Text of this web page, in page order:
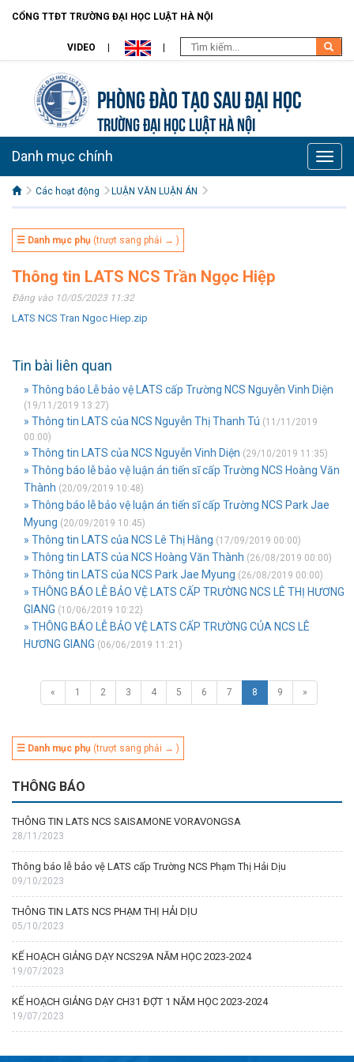
CỔNG TTĐT TRƯỜNG ĐẠI HỌC LUẬT HÀ NỘI
VIDEO
Phòng Đào tạo Sau đại học
TRƯỜNG ĐẠI HỌC LUẬT HÀ NỘI
Toggle
Danh mục chính
Các hoạt động LUẬN VĂN LUẬN ÁN
☰ Danh mục phụ (trượt sang phải → )
Thông tin LATS NCS Trần Ngọc Hiệp
Đăng vào 10/05/2023 11:32
LATS NCS Tran Ngoc Hiep.zip
Tin bài liên quan
» Thông báo Lễ bảo vệ LATS cấp Trường NCS Nguyễn Vinh Diện
(19/11/2019 13:27)
» Thông tin LATS của NCS Nguyễn Thị Thanh Tú (11/11/2019
00:00)
» Thông tin LATS của NCS Nguyễn Vinh Diện (29/10/2019 11:35)
» Thông báo lễ bảo vệ luận án tiến sĩ cấp Trường NCS Hoàng Văn
Thành (20/09/2019 10:48)
» Thông báo lễ bảo vệ luận án tiến sĩ cấp Trường NCS Park Jae
Myung (20/09/2019 10:45)
» Thông tin LATS của NCS Lê Thị Hằng (17/09/2019 00:00)
» Thông tin LATS của NCS Hoàng Văn Thành (26/08/2019 00:00)
» Thông tin LATS của NCS Park Jae Myung (26/08/2019 00:00)
» THÔNG BÁO LỄ BẢO VỆ LATS CẤP TRƯỜNG NCS LÊ THỊ HƯƠNG
GIANG (10/06/2019 10:22)
» THÔNG BÁO LỄ BẢO VỆ LATS CẤP TRƯỜNG CỦA NCS LÊ
HƯƠNG GIANG (06/06/2019 11:21)
« 1 2 3 4 5 6 7 8 9 »
☰ Danh mục phụ (trượt sang phải → )
THÔNG BÁO
THÔNG TIN LATS NCS SAISAMONE VORAVONGSA
28/11/2023
Thông báo lễ bảo vệ LATS cấp Trường NCS Phạm Thị Hải Dịu
09/10/2023
THÔNG TIN LATS NCS PHẠM THỊ HẢI DỊU
05/10/2023
KẾ HOẠCH GIẢNG DẠY NCS29A NĂM HỌC 2023-2024
19/07/2023
KẾ HOẠCH GIẢNG DẠY CH31 ĐỢT 1 NĂM HỌC 2023-2024
19/07/2023